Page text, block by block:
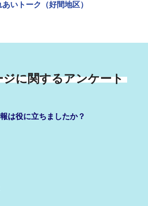
いトーク（好間地区）
に関するアンケート
は役に立ちましたか？